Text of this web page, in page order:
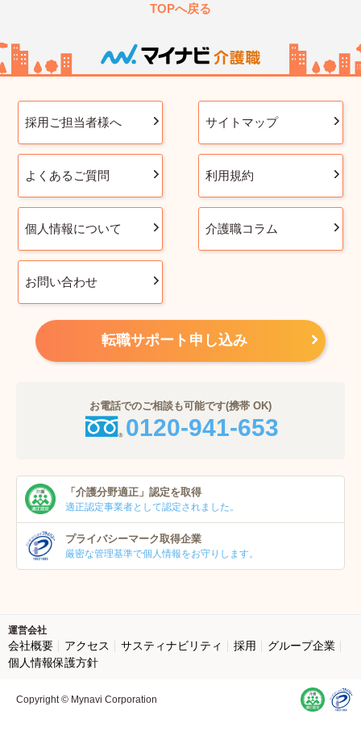
TOPへ戻る
採用ご担当者様へ サイトマップ
よくあるご質問 利用規約
個人情報について 介護職コラム
お問い合わせ
転職サポート申し込み
お電話でのご相談も可能です(携帯 OK)
0120-941-653
「介護分野適正」 認定を取得
適正認定事業者として認定されました。
プライバシーマーク取得企業
厳密な管理基準で個人情報をお守りします。
運営会社
会社概要 アクセス サスティナビリティ 採用
グループ企業
個人情報保護方針
Copyright © Mynavi Corporation